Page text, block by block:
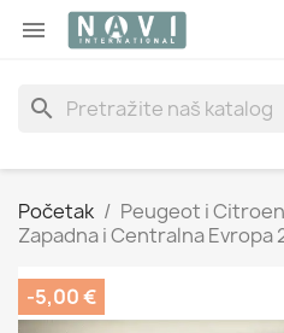

search
Početak
Peugeot i
Zapadna i Centralna Evropa
-5,00 €